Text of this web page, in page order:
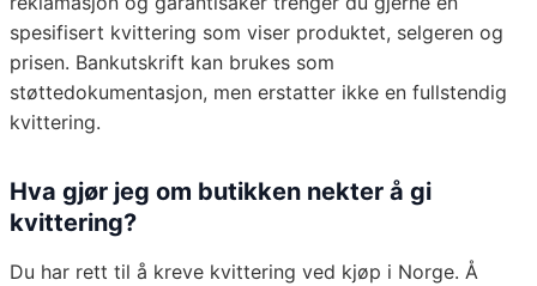
spesifisert kvittering som viser produktet, selgeren og
prisen. Bankutskrift kan brukes som
støttedokumentasjon, men erstatter ikke en fullstendig
kvittering.
Hva gjør jeg om butikken nekter å gi
kvittering?
Du har rett til å kreve kvittering ved kjøp i Norge. Å